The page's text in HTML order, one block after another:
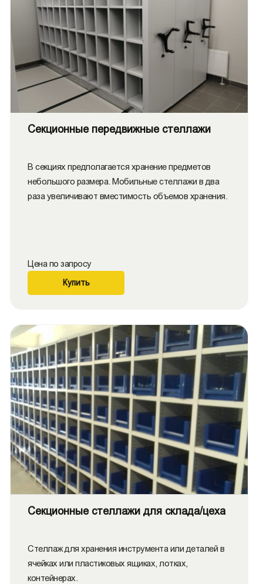
Секционные передвижные стеллажи
В секциях предполагается хранение предметов
небольшого размера. Мобильные стеллажи в два
раза увеличивают вместимость объемов хранения.
Цена по запросу
Купить
Секционные стеллажи для склада/цеха
Стеллаж для хранения инструмента или деталей в
ячейках или пластиковых ящиках, лотках,
контейнерах.